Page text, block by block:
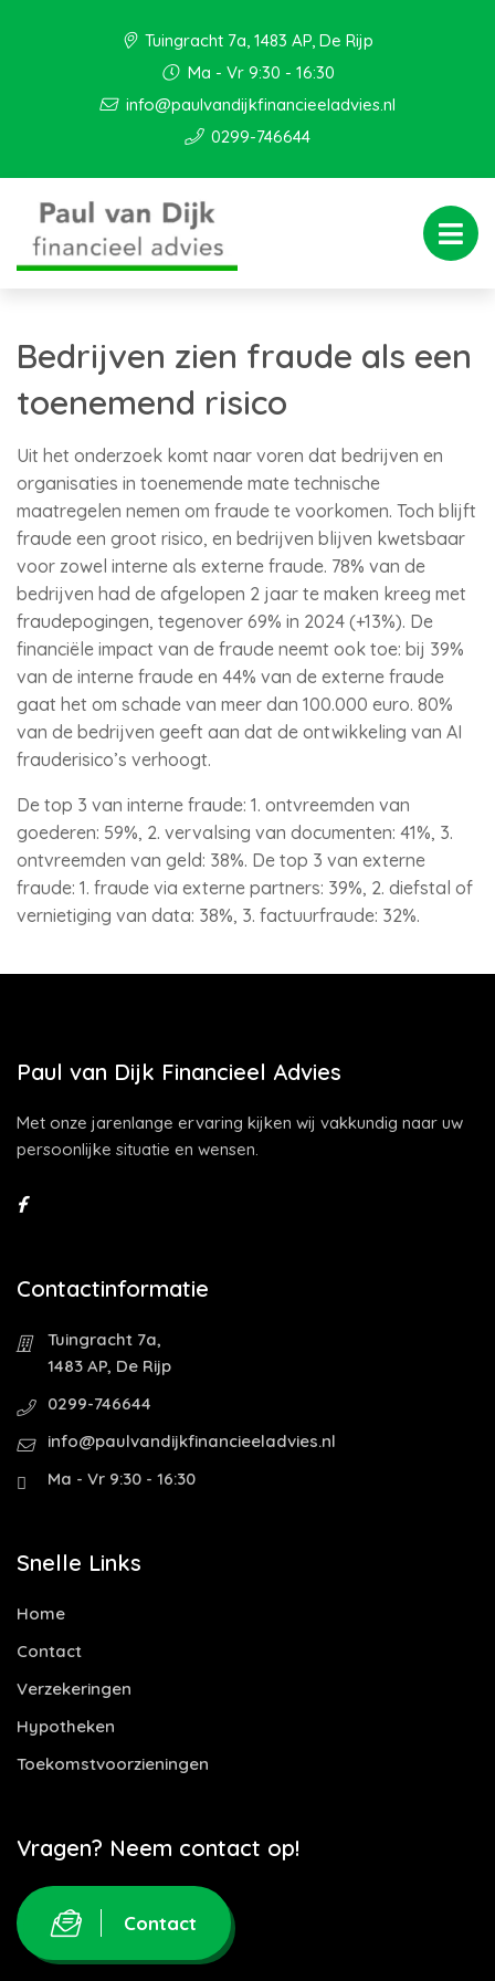
Tuingracht 7a, 1483 AP, De Rijp
Ma - Vr 9:30 - 16:30
info@paulvandijkfinancieeladvies.nl
0299-746644
Bedrijven zien fraude als een
toenemend risico
Uit het onderzoek komt naar voren dat bedrijven en
organisaties in toenemende mate technische
maatregelen nemen om fraude te voorkomen. Toch blijft
fraude een groot risico, en bedrijven blijven kwetsbaar
voor zowel interne als externe fraude. 78% van de
bedrijven had de afgelopen 2 jaar te maken kreeg met
fraudepogingen, tegenover 69% in 2024 (+13%). De
financiële impact van de fraude neemt ook toe: bij 39%
van de interne fraude en 44% van de externe fraude
gaat het om schade van meer dan 100.000 euro. 80%
van de bedrijven geeft aan dat de ontwikkeling van AI
frauderisico’s verhoogt.
De top 3 van interne fraude: 1. ontvreemden van
goederen: 59%, 2. vervalsing van documenten: 41%, 3.
ontvreemden van geld: 38%. De top 3 van externe
fraude: 1. fraude via externe partners: 39%, 2. diefstal of
vernietiging van data: 38%, 3. factuurfraude: 32%.
Paul van Dijk Financieel Advies
Met onze jarenlange ervaring kijken wij vakkundig naar uw
persoonlijke situatie en wensen.
Contactinformatie
Tuingracht 7a,
1483 AP, De Rijp
0299-746644
info@paulvandijkfinancieeladvies.nl
Ma - Vr 9:30 - 16:30
Snelle Links
Home
Contact
Verzekeringen
Hypotheken
Toekomstvoorzieningen
Vragen? Neem contact op!
Contact